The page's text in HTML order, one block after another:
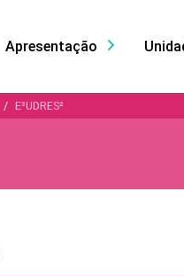
Apresentação
E³UDRES²